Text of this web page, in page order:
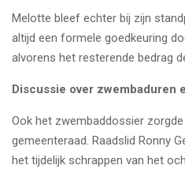
Melotte bleef echter bij zijn
altijd een formele goedkeuring
alvorens het resterende bedrag
Discussie over zwembaduren
Ook het zwembaddossier
gemeenteraad. Raadslid Ronny
het tijdelijk schrappen van het